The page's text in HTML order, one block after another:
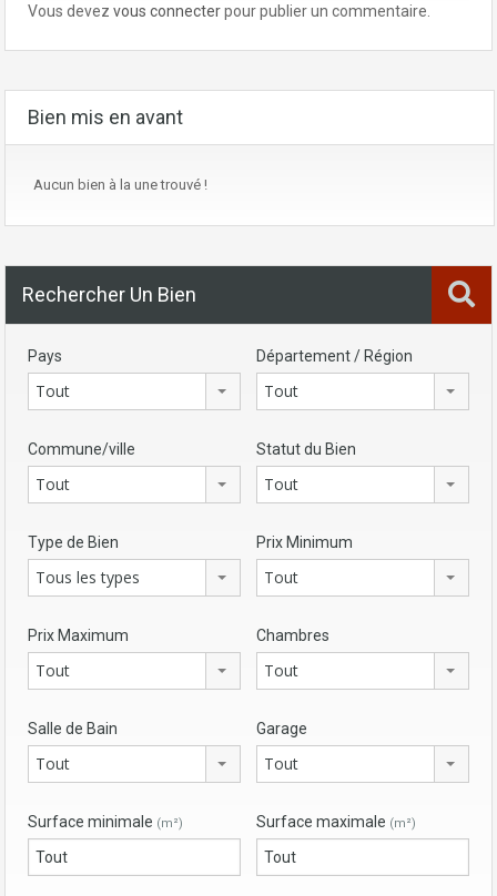
Vous devez vous connecterpour publier un commentaire.
Bien mis en avant
Aucun bien à la une trouvé !
Rechercher Un Bien
Pays
Tout
Département / Région
Tout
Commune/ville
Tout
Statut du Bien
Tout
Type de Bien
Tous les types
Prix Minimum
Tout
Prix Maximum
Tout
Chambres
Tout
Salle de Bain
Tout
Garage
Tout
Surface minimale (m²) Surface maximale (m²)